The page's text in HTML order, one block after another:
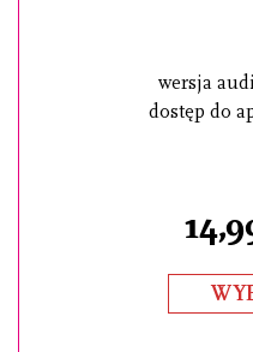
wersja
dostęp do